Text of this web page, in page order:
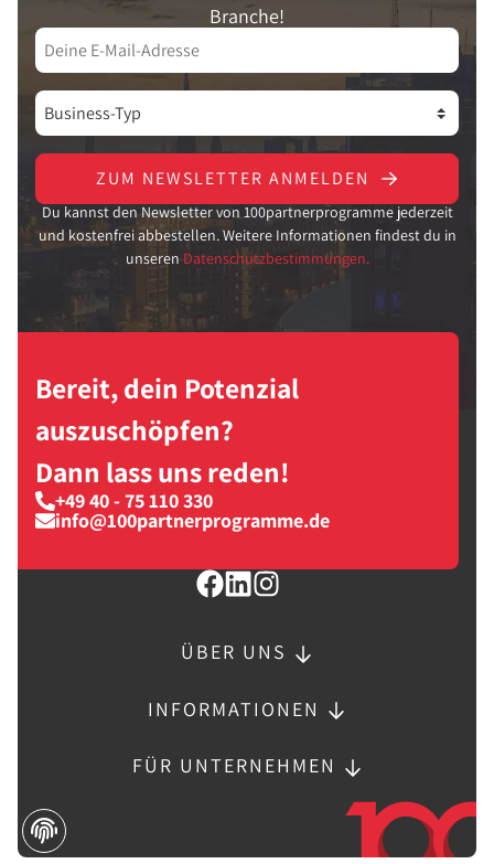
Branche!
ZUM NEWSLETTER ANMELDEN
Du kannst den Newsletter von 100partnerprogramme jederzeit
und kostenfrei abbestellen. Weitere Informationen findest du in
unseren Datenschutzbestimmungen.
Bereit, dein Potenzial
auszuschöpfen?
Dann lass uns reden!
+49 40 - 75 110 330
info@100partnerprogramme.de
ÜBER UNS
INFORMATIONEN
FÜR UNTERNEHMEN